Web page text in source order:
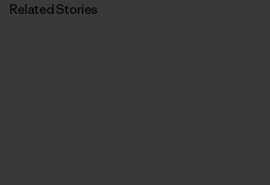
Related Stories